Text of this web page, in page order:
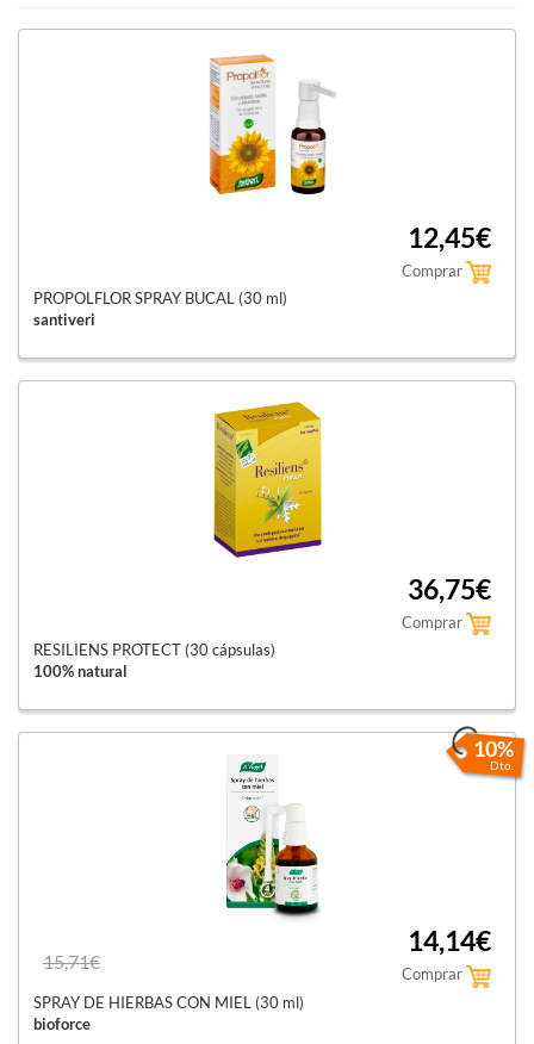
12,45€
Comprar
PROPOLFLOR SPRAY BUCAL (30 ml)
santiveri
36,75€
Comprar
RESILIENS PROTECT (30 cápsulas)
100% natural
10%
Dto.
15,71€
14,14€
Comprar
SPRAY DE HIERBAS CON MIEL (30 ml)
bioforce